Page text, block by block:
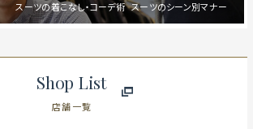
スーツのシーン別マナー
スーツの着こなし・コーデ術
Shop List
店舗一覧